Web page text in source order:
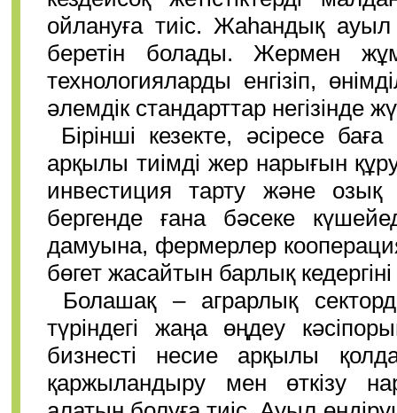
ойлануға тиіс. Жаһандық
беретін болады. Жермен
технологияларды енгізіп,
әлемдік стандарттар негізінде
Бірінші кезекте, әсіресе
арқылы тиімді жер нарығын
инвестиция тарту және озық
бергенде ғана бәсеке
дамуына, фермерлер
бөгет жасайтын барлық
Болашақ – аграрлық
түріндегі жаңа өңдеу
бизнесті несие арқылы
қаржыландыру мен өткізу